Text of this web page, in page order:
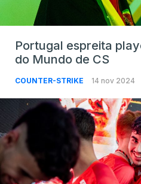
Portugal espreita
do Mundo de CS
COUNTER-STRIKE 14 nov 2024